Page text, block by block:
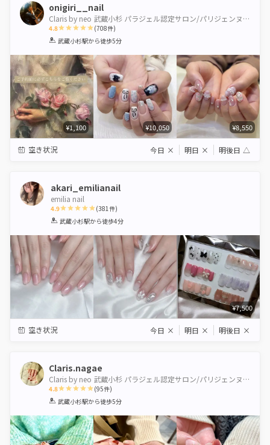
onigiri__nail
Claris by neo 武蔵小杉 パラジェル認定サロン/パリジェンヌ＆healthy導入サロン
4.8
1 2 3 4 5
(708件)
武蔵小杉駅から徒歩5分
¥1,100 ¥10,050 ¥8,550
空き状況 今日 × 明日 × 明後日 △
akari_emilianail
emilia nail
4.9
1 2 3 4 5
(381件)
武蔵小杉駅から徒歩4分
¥7,500
空き状況 今日 × 明日 × 明後日 ×
Claris.nagae
Claris by neo 武蔵小杉 パラジェル認定サロン/パリジェンヌ＆healthy導入サロン
4.8
1 2 3 4 5
(95件)
武蔵小杉駅から徒歩5分